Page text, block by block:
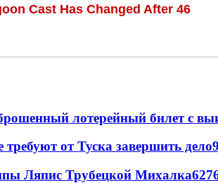
лотерейный билет с
от Туска завершить дело
Ляпис Трубецкой Михалка